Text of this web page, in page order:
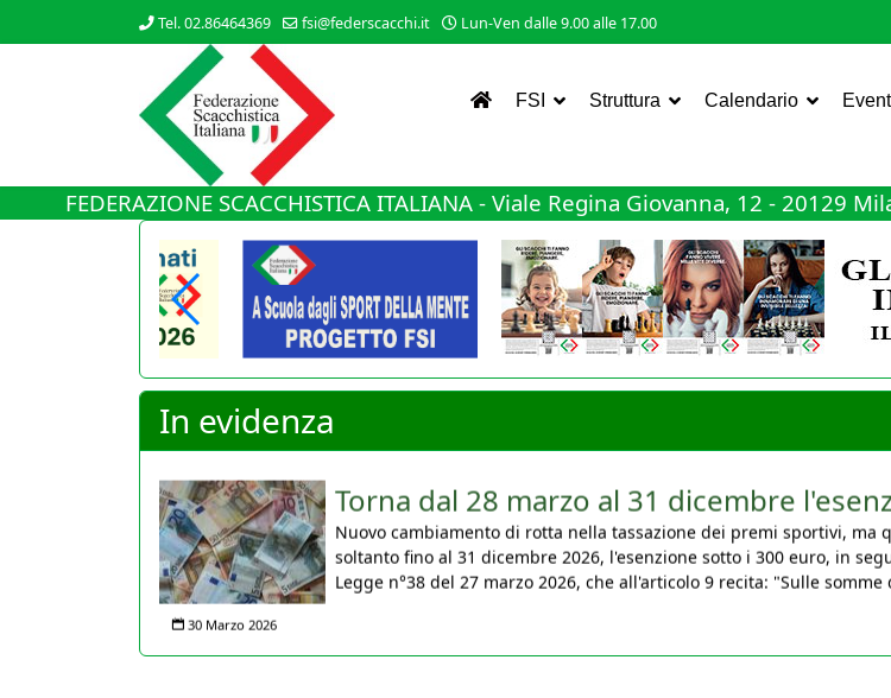
Tel. 02.86464369 fsi@federscacchi.it Lun-Ven dalle 9.00 alle 17.00
FSI Struttura Calendario
FEDERAZIONE SCACCHISTICA ITALIANA - Viale Regina Giovanna, 12 - 20129
In evidenza
Torna dal 28 marzo al 31 dicembre
Nuovo cambiamento di rotta nella tassazione dei premi sportivi, ma
soltanto fino al 31 dicembre 2026, l'esenzione sotto i 300 euro, in
Legge n°38 del 27 marzo 2026, che all'articolo 9 recita: "Sulle